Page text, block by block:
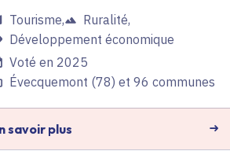
Tourisme, Ruralité,
Développement économique
Voté en 2025
Évecquemont (78) et 96 communes
savoir plus